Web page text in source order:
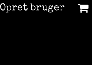
Opret bruger